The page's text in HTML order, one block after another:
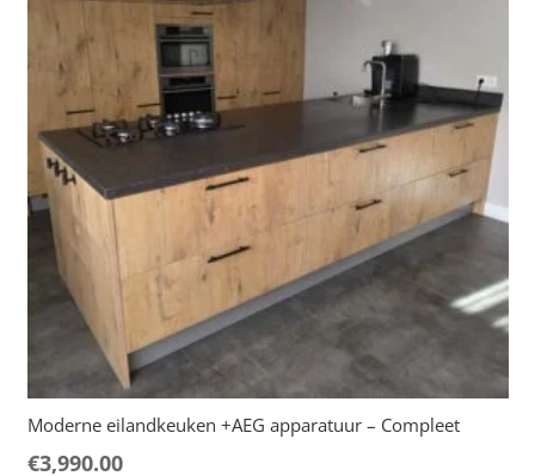
Moderne eilandkeuken +AEG apparatuur – Compleet
€3,990.00